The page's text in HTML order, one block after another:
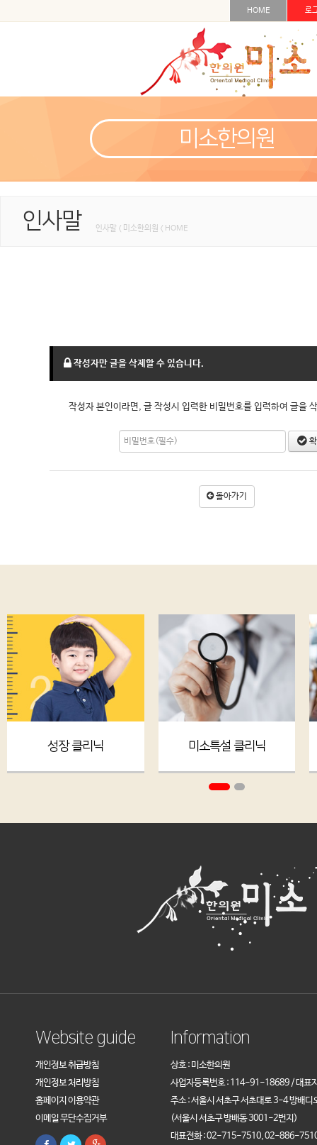
HOME 로
미소한의원
인사말 인사말 < 미소한의원 < HOME
작성자만 글을 삭제할 수 있습니다.
작성자 본인이라면, 글 작성시 입력한 비밀번호를 입력하여 글을
돌아가기
성장 클리닉 미소특설 클리닉
Website guide
개인정보 취급방침
개인정보 처리방침
홈페이지 이용약관
이메일 무단수집거부
Information
상호 : 미소한의원
사업자등록번호 : 114-91-18689 / 대표
주소 : 서울시 서초구 서초대로 3-4 방배
(서울시 서초구 방배동 3001-2번지)
대표전화 : 02-715-7510, 02-886-